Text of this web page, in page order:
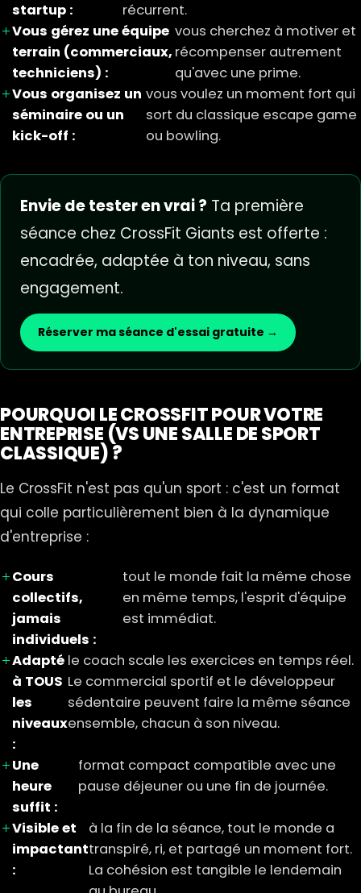
startup :
récurrent.
Vous gérez une équipe
terrain (commerciaux,
techniciens) :
vous cherchez à motiver et
récompenser autrement
qu'avec une prime.
Vous organisez un
séminaire ou un
kick-off :
vous voulez un moment fort qui
sort du classique escape game
ou bowling.
Envie de tester en vrai ? Ta première
séance chez CrossFit Giants est offerte :
encadrée, adaptée à ton niveau, sans
engagement.
Réserver ma séance d'essai gratuite →
POURQUOI LE CROSSFIT POUR VOTRE
ENTREPRISE (VS UNE SALLE DE SPORT
CLASSIQUE) ?
Le CrossFit n'est pas qu'un sport : c'est un format
qui colle particulièrement bien à la dynamique
d'entreprise :
Cours
collectifs,
jamais
individuels :
tout le monde fait la même chose
en même temps, l'esprit d'équipe
est immédiat.
Adapté
à TOUS
les
niveaux
:
le coach scale les exercices en temps réel.
Le commercial sportif et le développeur
sédentaire peuvent faire la même séance
ensemble, chacun à son niveau.
Une
heure
suffit :
format compact compatible avec une
pause déjeuner ou une fin de journée.
Visible et
impactant
:
à la fin de la séance, tout le monde a
transpiré, ri, et partagé un moment fort.
La cohésion est tangible le lendemain